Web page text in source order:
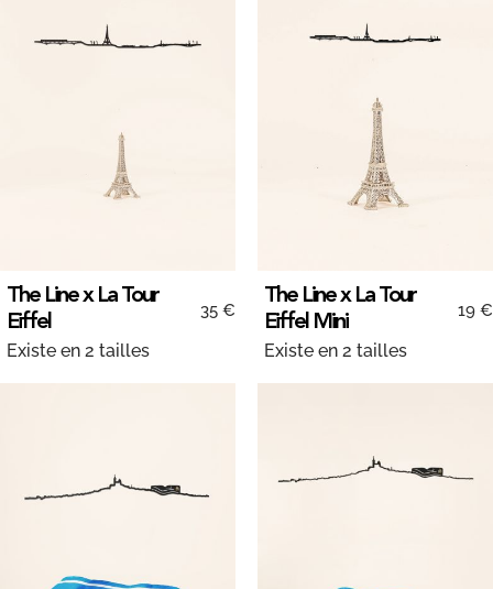
The Line x La Tour
Eiffel
35 €
Existe en 2 tailles
The Line x La Tour
Eiffel Mini
19 €
Existe en 2 tailles